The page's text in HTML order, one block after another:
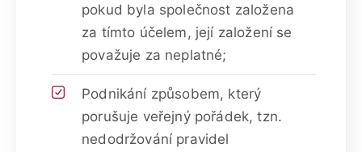
pokud byla společnost založena
za tímto účelem, její založení se
považuje za neplatné;
Podnikání způsobem, který
porušuje veřejný pořádek, tzn.
nedodržování pravidel